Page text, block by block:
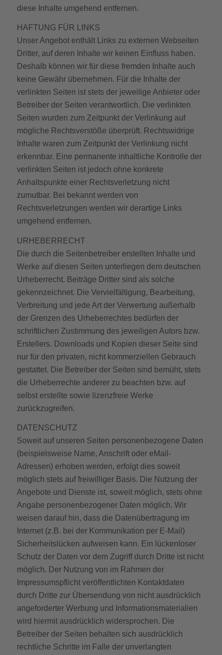
diese Inhalte umgehend entfernen.
HAFTUNG FÜR LINKS
Unser Angebot enthält Links zu externen Webseiten
Dritter, auf deren Inhalte wir keinen Einfluss haben.
Deshalb können wir für diese fremden Inhalte auch
keine Gewähr übernehmen. Für die Inhalte der
verlinkten Seiten ist stets der jeweilige Anbieter oder
Betreiber der Seiten verantwortlich. Die verlinkten
Seiten wurden zum Zeitpunkt der Verlinkung auf
mögliche Rechtsverstöße überprüft. Rechtswidrige
Inhalte waren zum Zeitpunkt der Verlinkung nicht
erkennbar. Eine permanente inhaltliche Kontrolle der
verlinkten Seiten ist jedoch ohne konkrete
Anhaltspunkte einer Rechtsverletzung nicht
zumutbar. Bei bekannt werden von
Rechtsverletzungen werden wir derartige Links
umgehend entfernen.
URHEBERRECHT
Die durch die Seitenbetreiber erstellten Inhalte und
Werke auf diesen Seiten unterliegen dem deutschen
Urheberrecht. Beiträge Dritter sind als solche
gekennzeichnet. Die Vervielfältigung, Bearbeitung,
Verbreitung und jede Art der Verwertung außerhalb
der Grenzen des Urheberrechtes bedürfen der
schriftlichen Zustimmung des jeweiligen Autors bzw.
Erstellers. Downloads und Kopien dieser Seite sind
nur für den privaten, nicht kommerziellen Gebrauch
gestattet. Die Betreiber der Seiten sind bemüht, stets
die Urheberrechte anderer zu beachten bzw. auf
selbst erstellte sowie lizenzfreie Werke
zurückzugreifen.
DATENSCHUTZ
Soweit auf unseren Seiten personenbezogene Daten
(beispielsweise Name, Anschrift oder eMail-
Adressen) erhoben werden, erfolgt dies soweit
möglich stets auf freiwilliger Basis. Die Nutzung der
Angebote und Dienste ist, soweit möglich, stets ohne
Angabe personenbezogener Daten möglich. Wir
weisen darauf hin, dass die Datenübertragung im
Internet (z.B. bei der Kommunikation per E-Mail)
Sicherheitslücken aufweisen kann. Ein lückenloser
Schutz der Daten vor dem Zugriff durch Dritte ist nicht
möglich. Der Nutzung von im Rahmen der
Impressumspflicht veröffentlichten Kontaktdaten
durch Dritte zur Übersendung von nicht ausdrücklich
angeforderter Werbung und Informationsmaterialien
wird hiermit ausdrücklich widersprochen. Die
Betreiber der Seiten behalten sich ausdrücklich
rechtliche Schritte im Falle der unverlangten